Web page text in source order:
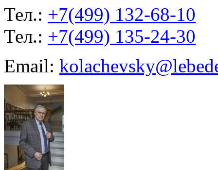
Тел.: +7(499) 132-68-10
Тел.: +7(499) 135-24-30
Email: